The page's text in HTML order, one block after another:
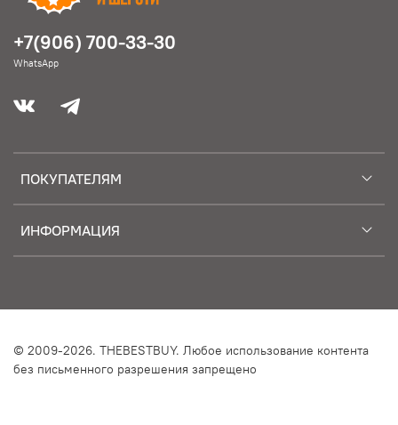
ПОКУПАТЕЛЯМ
ИНФОРМАЦИЯ
+7(906) 700-33-30
WhatsApp
© 2009-2026. THEBESTBUY. Любое использование контента
без письменного разрешения запрещено